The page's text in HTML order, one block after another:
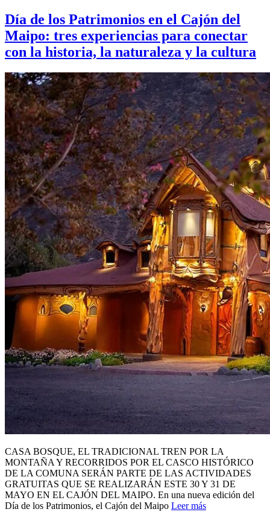
Día de los Patrimonios en el Cajón del
Maipo: tres experiencias para conectar
con la historia, la naturaleza y la cultura
CASA BOSQUE, EL TRADICIONAL TREN POR LA
MONTAÑA Y RECORRIDOS POR EL CASCO HISTÓRICO
DE LA COMUNA SERÁN PARTE DE LAS ACTIVIDADES
GRATUITAS QUE SE REALIZARÁN ESTE 30 Y 31 DE
MAYO EN EL CAJÓN DEL MAIPO. En una nueva edición del
Día de los Patrimonios, el Cajón del Maipo Leer más